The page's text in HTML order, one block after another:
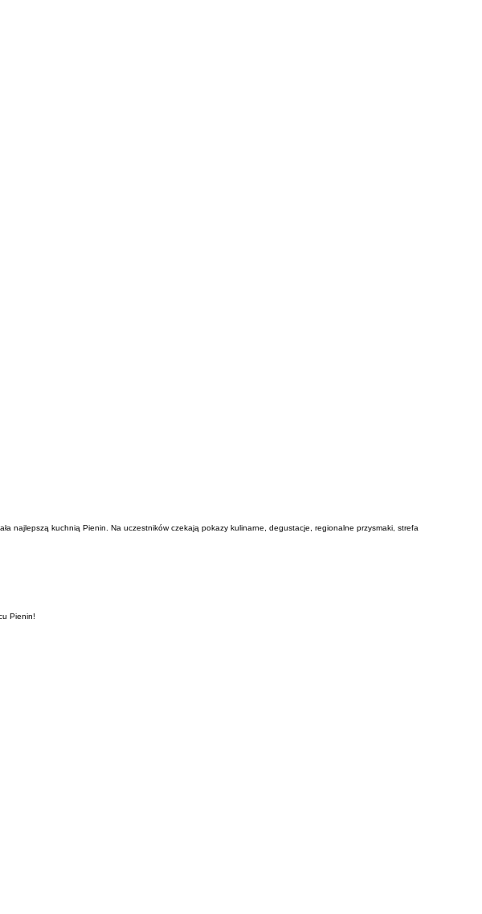
najlepszą kuchnią Pienin. Na uczestników czekają pokazy kulinarne, degustacje, regionalne przysmaki, strefa
Pienin!